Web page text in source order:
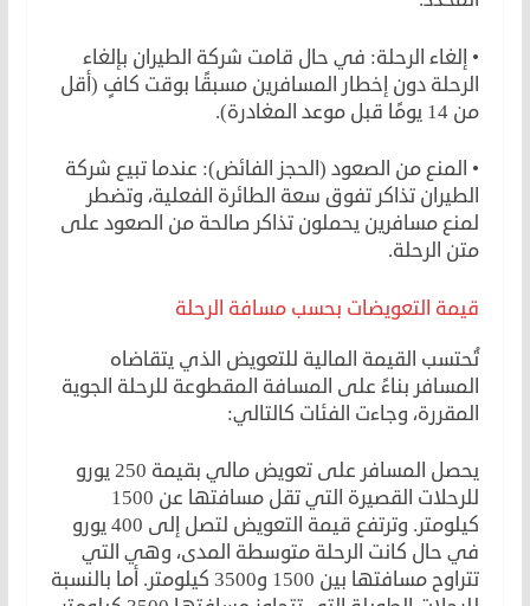
• إلغاء الرحلة: في حال قامت شركة الطيران بإلغاء
الرحلة دون إخطار المسافرين مسبقًا بوقت كافٍ (أقل
من 14 يومًا قبل موعد المغادرة).
• المنع من الصعود (الحجز الفائض): عندما تبيع شركة
الطيران تذاكر تفوق سعة الطائرة الفعلية، وتضطر
لمنع مسافرين يحملون تذاكر صالحة من الصعود على
متن الرحلة.
قيمة التعويضات بحسب مسافة الرحلة
تُحتسب القيمة المالية للتعويض الذي يتقاضاه
المسافر بناءً على المسافة المقطوعة للرحلة الجوية
المقررة، وجاءت الفئات كالتالي:
يحصل المسافر على تعويض مالي بقيمة 250 يورو
للرحلات القصيرة التي تقل مسافتها عن 1500
كيلومتر. وترتفع قيمة التعويض لتصل إلى 400 يورو
في حال كانت الرحلة متوسطة المدى، وهي التي
تتراوح مسافتها بين 1500 و3500 كيلومتر. أما بالنسبة